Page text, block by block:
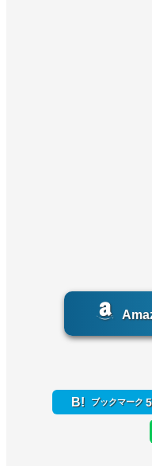
ブックマーク 5